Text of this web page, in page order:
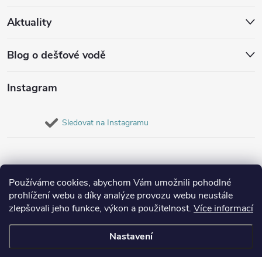
Používáme cookies, abychom Vám umožnili pohodlné
prohlížení webu a díky analýze provozu webu neustále
zlepšovali jeho funkce, výkon a použitelnost. Více informací
Nastavení
Aktuality
Blog o dešťové vodě
Instagram
Sledovat na Instagramu